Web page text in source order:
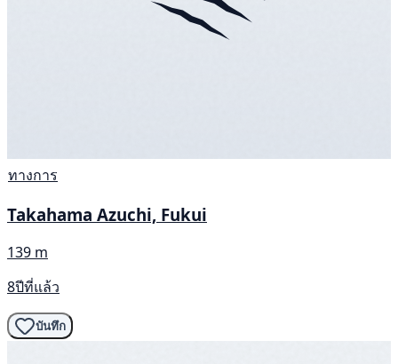
ทางการ
Takahama Azuchi, Fukui
139 m
8ปีที่แล้ว
บันทึก